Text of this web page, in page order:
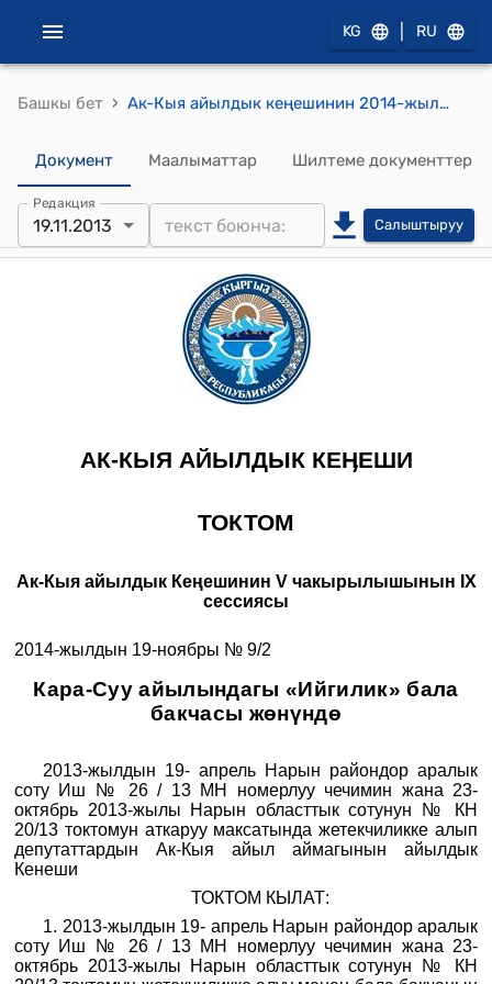
KG RU
Башкы бет › Ак-Кыя айылдык кеңешинин 2014-жылдын 19-ноябрындагы № 9/2 "Кара-Суу айылындагы «Ийгилик» бала бакчасы жөнүндө" токтому
Документ Маалыматтар Шилтеме документтер
Редакция
19.11.2013 Салыштыруу